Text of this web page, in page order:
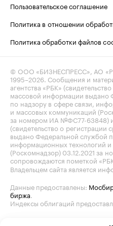
Пользовательское соглашение
Политика в отношении
Политика обработки файлов
© ООО «БИЗНЕСПРЕСС», АО
1995–2026. Сообщения и
агентства «РБК»
массовой информации выдано
по надзору в сфере связи,
и массовых коммуникаций
за номером ИА №ФС77-63848) и
(свидетельство о
выдано Федеральной службой
информационных технологий
(Роскомнадзор) 03.12.2021 за
сопровождаются пометкой
Владельцем сайта является
Данные предоставлены:
биржа.
Индексы облигаций